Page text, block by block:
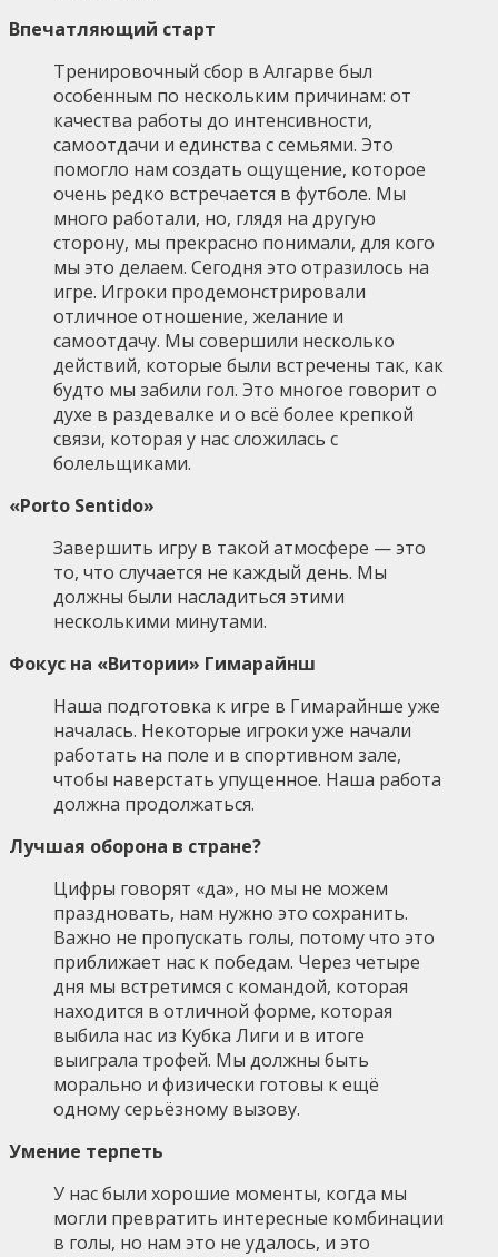
Впечатляющий старт
Тренировочный сбор в Алгарве был
особенным по нескольким причинам: от
качества работы до интенсивности,
самоотдачи и единства с семьями. Это
помогло нам создать ощущение, которое
очень редко встречается в футболе. Мы
много работали, но, глядя на другую
сторону, мы прекрасно понимали, для кого
мы это делаем. Сегодня это отразилось на
игре. Игроки продемонстрировали
отличное отношение, желание и
самоотдачу. Мы совершили несколько
действий, которые были встречены так, как
будто мы забили гол. Это многое говорит о
духе в раздевалке и о всё более крепкой
связи, которая у нас сложилась с
болельщиками.
«Porto Sentido»
Завершить игру в такой атмосфере — это
то, что случается не каждый день. Мы
должны были насладиться этими
несколькими минутами.
Фокус на «Витории» Гимарайнш
Наша подготовка к игре в Гимарайнше уже
началась. Некоторые игроки уже начали
работать на поле и в спортивном зале,
чтобы наверстать упущенное. Наша работа
должна продолжаться.
Лучшая оборона в стране?
Цифры говорят «да», но мы не можем
праздновать, нам нужно это сохранить.
Важно не пропускать голы, потому что это
приближает нас к победам. Через четыре
дня мы встретимся с командой, которая
находится в отличной форме, которая
выбила нас из Кубка Лиги и в итоге
выиграла трофей. Мы должны быть
морально и физически готовы к ещё
одному серьёзному вызову.
Умение терпеть
У нас были хорошие моменты, когда мы
могли превратить интересные комбинации
в голы, но нам это не удалось, и это